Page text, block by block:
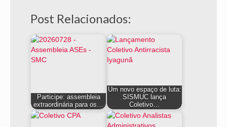
Post Relacionados:
Participe: assembleia
extraordinária para os…
Um novo espaço de luta:
SISMUC lança
Coletivo…